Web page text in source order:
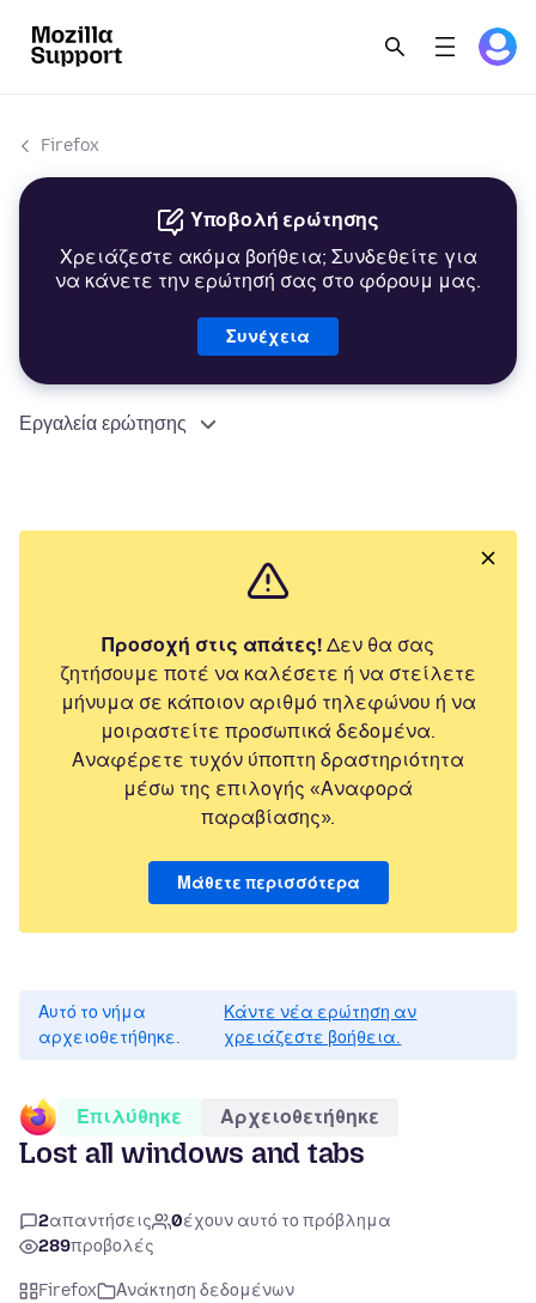
Firefox
Υποβολή ερώτησης
Χρειάζεστε ακόμα βοήθεια; Συνδεθείτε για
να κάνετε την ερώτησή σας στο φόρουμ μας.
Συνέχεια
Εργαλεία ερώτησης
Προσοχή στις απάτες! Δεν θα σας
ζητήσουμε ποτέ να καλέσετε ή να στείλετε
μήνυμα σε κάποιον αριθμό τηλεφώνου ή να
μοιραστείτε προσωπικά δεδομένα.
Αναφέρετε τυχόν ύποπτη δραστηριότητα
μέσω της επιλογής «Αναφορά
παραβίασης».
Μάθετε περισσότερα
Αυτό το νήμα
αρχειοθετήθηκε.
Κάντε νέα ερώτηση αν
χρειάζεστε βοήθεια.
Επιλύθηκε Αρχειοθετήθηκε
Lost all windows and tabs
2απαντήσεις 0έχουν αυτό το πρόβλημα
289προβολές
Firefox
Ανάκτηση δεδομένων